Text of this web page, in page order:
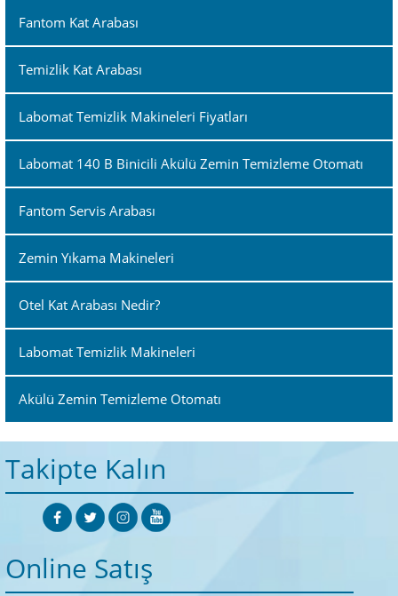
Fantom Kat Arabası
Temizlik Kat Arabası
Labomat Temizlik Makineleri Fiyatları
Labomat 140 B Binicili Akülü Zemin Temizleme Otomatı
Fantom Servis Arabası
Zemin Yıkama Makineleri
Otel Kat Arabası Nedir?
Labomat Temizlik Makineleri
Akülü Zemin Temizleme Otomatı
Takipte Kalın
Online Satış